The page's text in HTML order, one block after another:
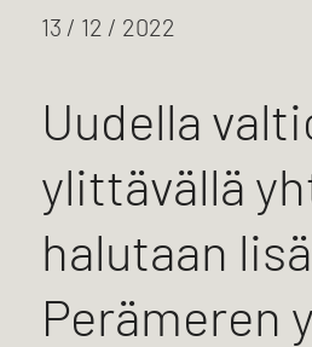
13 / 12 / 2022
Uudella
ylittävällä
halutaan
Perämeren